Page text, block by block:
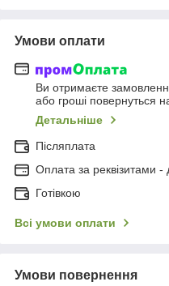
Умови оплати
Ви отримаєте
або гроші повернуться
Детальніше
Післяплата
Оплата за реквізитами -
Готівкою
Всі умови оплати
Умови повернення